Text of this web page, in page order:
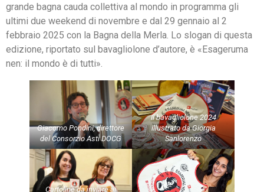
grande bagna cauda collettiva al mondo in programma gli
ultimi due weekend di novembre e dal 29 gennaio al 2
febbraio 2025 con la Bagna della Merla. Lo slogan di questa
edizione, riportato sul bavagliolone d’autore, è «Esageruma
nen: il mondo è di tutti».
Giacomo Pondini, direttore
del Consorzio Asti DOCG
Il bavagliolone 2024
illustrato da Giorgia
Sanlorenzo
Cartoline da inviare ai